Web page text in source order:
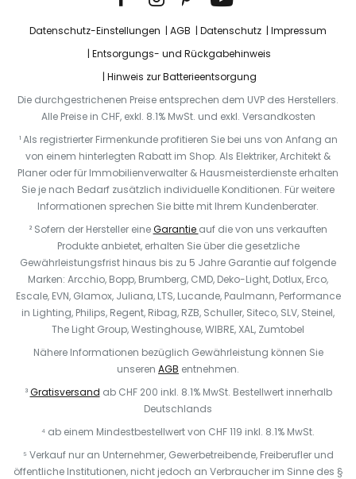
Datenschutz-Einstellungen AGB Datenschutz
Impressum
Entsorgungs- und Rückgabehinweis
Hinweis zur Batterieentsorgung
Die durchgestrichenen Preise entsprechen dem UVP des Herstellers.
Alle Preise in CHF, exkl. 8.1% MwSt. und exkl. Versandkosten
¹ Als registrierter Firmenkunde profitieren Sie bei uns von Anfang an
von einem hinterlegten Rabatt im Shop. Als Elektriker, Architekt &
Planer oder für Immobilienverwalter & Hausmeisterdienste erhalten
Sie je nach Bedarf zusätzlich individuelle Konditionen. Für weitere
Informationen sprechen Sie bitte mit Ihrem Kundenberater.
² Sofern der Hersteller eineGarantie auf die von uns verkauften
Produkte anbietet, erhalten Sie über die gesetzliche
Gewährleistungsfrist hinaus bis zu 5 Jahre Garantie auf folgende
Marken: Arcchio, Bopp, Brumberg, CMD, Deko-Light, Dotlux, Erco,
Escale, EVN, Glamox, Juliana, LTS, Lucande, Paulmann, Performance
in Lighting, Philips, Regent, Ribag, RZB, Schuller, Siteco, SLV, Steinel,
The Light Group, Westinghouse, WIBRE, XAL, Zumtobel
Nähere Informationen bezüglich Gewährleistung können Sie
unseren AGB entnehmen.
³Gratisversand ab CHF 200 inkl. 8.1% MwSt. Bestellwert innerhalb
Deutschlands
⁴ ab einem Mindestbestellwert von CHF 119 inkl. 8.1% MwSt.
⁵ Verkauf nur an Unternehmer, Gewerbetreibende, Freiberufler und
öffentliche Institutionen, nicht jedoch an Verbraucher im Sinne des §